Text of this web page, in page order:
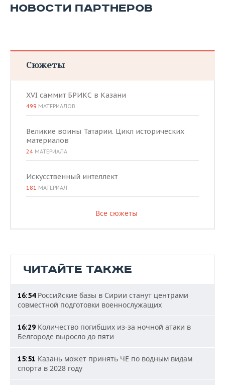
НОВОСТИ ПАРТНЕРОВ
Сюжеты
XVI саммит БРИКС в Казани
499 МАТЕРИАЛОВ
Великие воины Татарии. Цикл исторических
материалов
24 МАТЕРИАЛА
Искусственный интеллект
181 МАТЕРИАЛ
Все сюжеты
ЧИТАЙТЕ ТАКЖЕ
16:54Российские базы в Сирии станут центрами
совместной подготовки военнослужащих
16:29 Количество погибших из-за ночной атаки в
Белгороде выросло до пяти
15:51 Казань может принять ЧЕ по водным видам
спорта в 2028 году